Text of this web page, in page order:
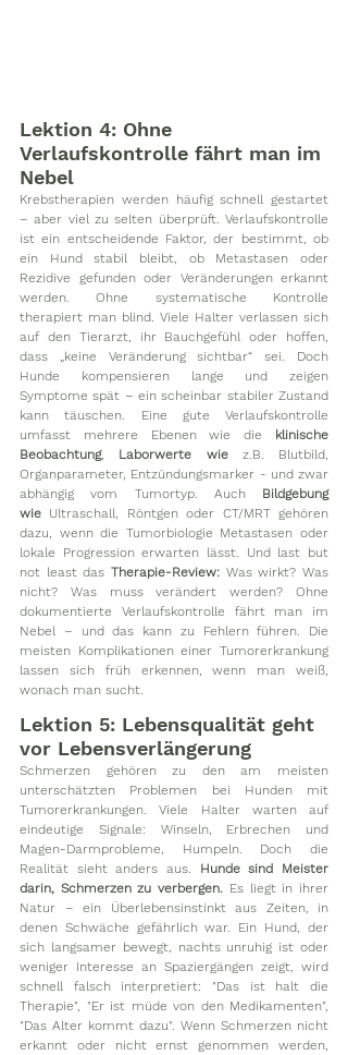
Lektion 4: Ohne
Verlaufskontrolle fährt man im
Nebel
Krebstherapien werden häufig schnell gestartet
– aber viel zu selten überprüft. Verlaufskontrolle
ist ein entscheidende Faktor, der bestimmt, ob
ein Hund stabil bleibt, ob Metastasen oder
Rezidive gefunden oder Veränderungen erkannt
werden. Ohne systematische Kontrolle
therapiert man blind. Viele Halter verlassen sich
auf den Tierarzt, ihr Bauchgefühl oder hoffen,
dass „keine Veränderung sichtbar“ sei. Doch
Hunde kompensieren lange und zeigen
Symptome spät – ein scheinbar stabiler Zustand
kann täuschen. Eine gute Verlaufskontrolle
umfasst mehrere Ebenen wie die klinische
Beobachtung, Laborwerte wie z.B. Blutbild,
Organparameter, Entzündungsmarker - und zwar
abhängig vom Tumortyp. Auch Bildgebung
wie Ultraschall, Röntgen oder CT/MRT gehören
dazu, wenn die Tumorbiologie Metastasen oder
lokale Progression erwarten lässt. Und last but
not least das Therapie-Review: Was wirkt? Was
nicht? Was muss verändert werden? Ohne
dokumentierte Verlaufskontrolle fährt man im
Nebel – und das kann zu Fehlern führen. Die
meisten Komplikationen einer Tumorerkrankung
lassen sich früh erkennen, wenn man weiß,
wonach man sucht.
Lektion 5: Lebensqualität geht
vor Lebensverlängerung
Schmerzen gehören zu den am meisten
unterschätzten Problemen bei Hunden mit
Tumorerkrankungen. Viele Halter warten auf
eindeutige Signale: Winseln, Erbrechen und
Magen-Darmprobleme, Humpeln. Doch die
Realität sieht anders aus. Hunde sind Meister
darin, Schmerzen zu verbergen. Es liegt in ihrer
Natur – ein Überlebensinstinkt aus Zeiten, in
denen Schwäche gefährlich war. Ein Hund, der
sich langsamer bewegt, nachts unruhig ist oder
weniger Interesse an Spaziergängen zeigt, wird
schnell falsch interpretiert: "Das ist halt die
Therapie", "Er ist müde von den Medikamenten",
"Das Alter kommt dazu". Wenn Schmerzen nicht
erkannt oder nicht ernst genommen werden,